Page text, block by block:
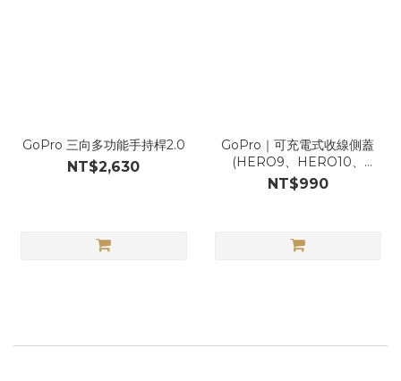
GoPro 三向多功能手持桿2.0
NT$2,630
GoPro｜可充電式收線側蓋
(HERO9、HERO10、
HERO11 Black)
NT$990